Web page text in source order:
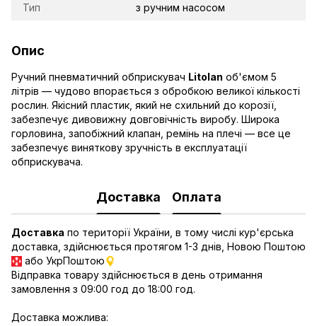
Тип з ручним насосом
Опис
Ручний пневматичний обприскувач Litolan об'ємом 5
літрів — чудово впорається з обробкою великої кількості
рослин. Якісний пластик, який не схильний до корозії,
забезпечує дивовижну довговічність виробу. Широка
горловина, запобіжний клапан, ремінь на плечі — все це
забезпечує виняткову зручність в експлуатації
обприскувача.
Доставка Оплата
Доставка по території України, в тому числі кур'єрська
доставка, здійснюється протягом 1-3 днів, Новою Поштою
або УкрПоштою
Відправка товару здійснюється в день отримання
замовлення з 09:00 год до 18:00 год.
Доставка можлива: